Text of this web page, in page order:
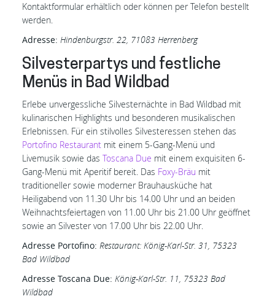
Kontaktformular erhältlich oder können per Telefon bestellt
werden.
Adresse: Hindenburgstr. 22, 71083 Herrenberg
Silvesterpartys und festliche
Menüs in Bad Wildbad
Erlebe unvergessliche Silvesternächte in Bad Wildbad mit
kulinarischen Highlights und besonderen musikalischen
Erlebnissen. Für ein stilvolles Silvesteressen stehen das
Portofino Restaurant mit einem 5-Gang-Menü und
Livemusik sowie das Toscana Due mit einem exquisiten 6-
Gang-Menü mit Aperitif bereit. Das Foxy-Bräu mit
traditioneller sowie moderner Brauhausküche hat
Heiligabend von 11.30 Uhr bis 14.00 Uhr und an beiden
Weihnachtsfeiertagen von 11.00 Uhr bis 21.00 Uhr geöffnet
sowie an Silvester von 17.00 Uhr bis 22.00 Uhr.
Adresse Portofino: Restaurant: König-Karl-Str. 31, 75323
Bad Wildbad
Adresse Toscana Due: König-Karl-Str. 11, 75323 Bad
Wildbad